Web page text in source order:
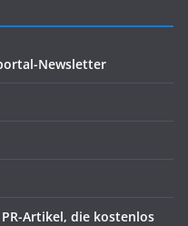
Newsletter
Artikel, die kostenlos